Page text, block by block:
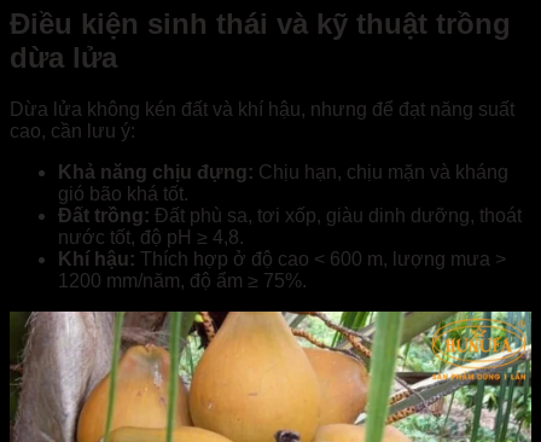
Điều kiện sinh thái và kỹ thuật trồng
dừa lửa
Dừa lửa không kén đất và khí hậu, nhưng để đạt năng suất
cao, cần lưu ý:
Khả năng chịu đựng: Chịu hạn, chịu mặn và kháng
gió bão khá tốt.
Đất trồng: Đất phù sa, tơi xốp, giàu dinh dưỡng, thoát
nước tốt, độ pH ≥ 4,8.
Khí hậu: Thích hợp ở độ cao < 600 m, lượng mưa >
1200 mm/năm, độ ẩm ≥ 75%.